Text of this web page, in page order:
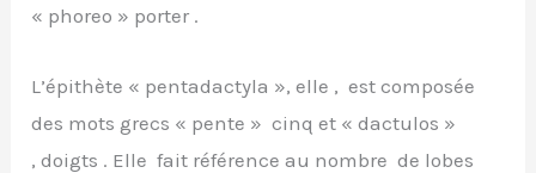
« phoreo » porter .
L’épithète « pentadactyla », elle , est composée
des mots grecs « pente » cinq et « dactulos »
, doigts . Elle fait référence au nombre de lobes